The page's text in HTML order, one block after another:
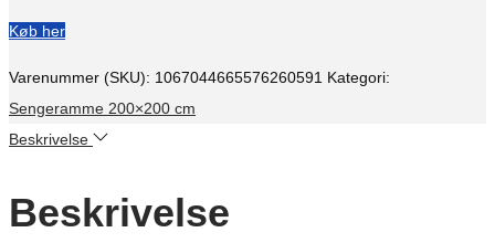
Køb her
Varenummer (SKU): 1067044665576260591 Kategori:
Sengeramme 200×200 cm
Beskrivelse
Beskrivelse